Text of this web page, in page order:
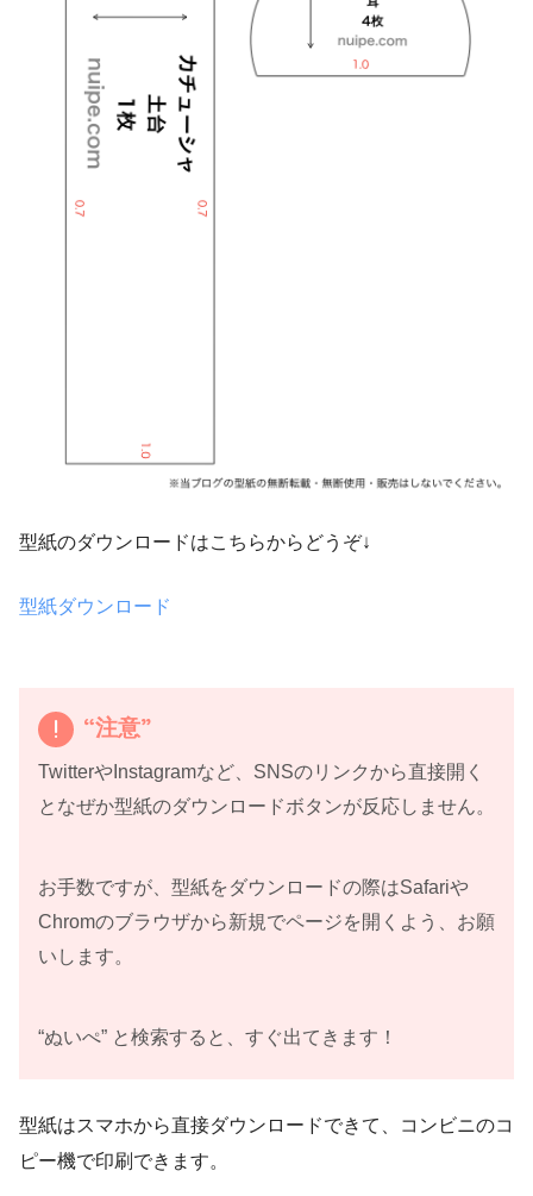
型紙のダウンロードはこちらからどうぞ↓
型紙ダウンロード
“注意”
TwitterやInstagramなど、SNSのリンクから直接開く
となぜか型紙のダウンロードボタンが反応しません。
お手数ですが、型紙をダウンロードの際はSafariや
Chromのブラウザから新規でページを開くよう、お願
いします。
“ぬいぺ” と検索すると、すぐ出てきます！
型紙はスマホから直接ダウンロードできて、コンビニのコ
ピー機で印刷できます。